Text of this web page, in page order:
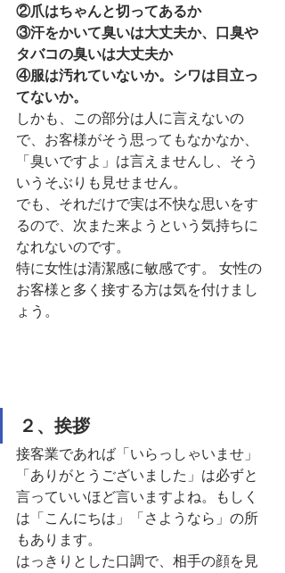
②爪はちゃんと切ってあるか
③汗をかいて臭いは大丈夫か、口臭や
タバコの臭いは大丈夫か
④服は汚れていないか。シワは目立っ
てないか。
しかも、この部分は人に言えないの
で、お客様がそう思ってもなかなか、
「臭いですよ」は言えませんし、そう
いうそぶりも見せません。
でも、それだけで実は不快な思いをす
るので、次また来ようという気持ちに
なれないのです。
特に女性は清潔感に敏感です。 女性の
お客様と多く接する方は気を付けまし
ょう。
２、挨拶
接客業であれば「いらっしゃいませ」
「ありがとうございました」は必ずと
言っていいほど言いますよね。もしく
は「こんにちは」「さようなら」の所
もあります。
はっきりとした口調で、相手の顔を見